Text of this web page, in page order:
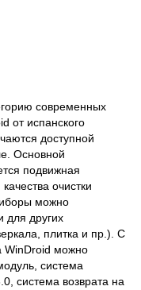
современных
от испанского
доступной
Основной
подвижная
очистки
можно
для других
плитка и пр.). С
WinDroid можно
система
система возврата на